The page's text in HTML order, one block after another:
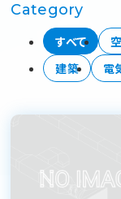
Category
すべて
建築
電